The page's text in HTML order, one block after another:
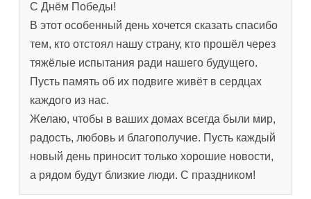
С Днём Победы!
В этот особенный день хочется сказать спасибо
тем, кто отстоял нашу страну, кто прошёл через
тяжёлые испытания ради нашего будущего.
Пусть память об их подвиге живёт в сердцах
каждого из нас.
Желаю, чтобы в ваших домах всегда были мир,
радость, любовь и благополучие. Пусть каждый
новый день приносит только хорошие новости,
а рядом будут близкие люди. С праздником!